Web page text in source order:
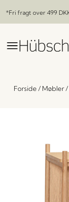
*Fri fragt over 499
Forside/ Møbler/